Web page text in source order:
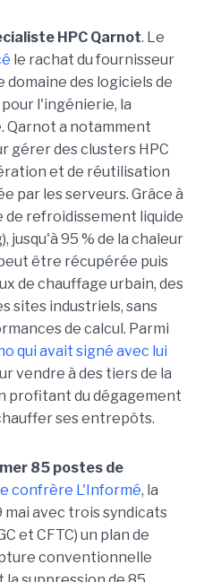
HPC Qarnot. Le
le rachat du fournisseur
des logiciels de
l'ingénierie, la
Qarnot a notamment
gérer des clusters HPC
et de réutilisation
par les serveurs. Grâce à
refroidissement liquide
jusqu'à 95 % de la chaleur
être récupérée puis
de chauffage urbain, des
sites industriels, sans
de calcul. Parmi
qui avait signé avec lui
vendre à des tiers de la
profitant du dégagement
ses entrepôts.
85 postes de
confrère L'Informé, la
mai avec trois syndicats
et CFTC) un plan de
conventionnelle